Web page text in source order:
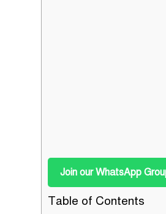
Join our WhatsApp
Table of Contents